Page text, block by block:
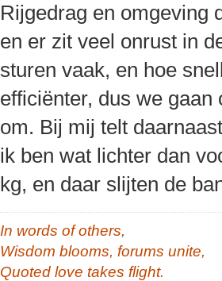
Rijgedrag en omgeving
en er zit veel onrust in
sturen vaak, en hoe
efficiënter, dus we
om. Bij mij telt
ik ben wat lichter dan
kg, en daar slijten de
In words of others,
Wisdom blooms, forums unite,
Quoted love takes flight.